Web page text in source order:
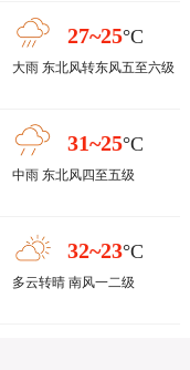
27~25°C
大雨 东北风转东风五至六级
31~25°C
中雨 东北风四至五级
32~23°C
多云转晴 南风一二级